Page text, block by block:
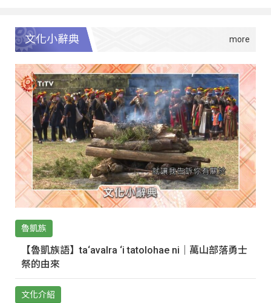
文化小辭典
魯凱族
【魯凱族語】ta‘avalra ‘i tatolohae ni｜萬山部落勇士
祭的由來
文化介紹